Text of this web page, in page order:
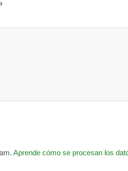
Aprende cómo se procesan los